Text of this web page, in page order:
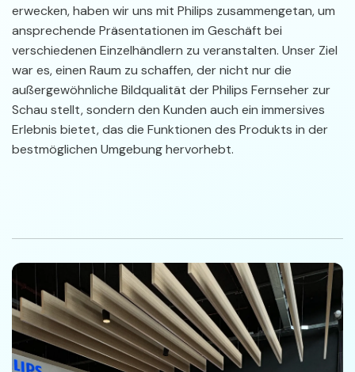
erwecken, haben wir uns mit Philips zusammengetan, um
ansprechende Präsentationen im Geschäft bei
verschiedenen Einzelhändlern zu veranstalten. Unser Ziel
war es, einen Raum zu schaffen, der nicht nur die
außergewöhnliche Bildqualität der Philips Fernseher zur
Schau stellt, sondern den Kunden auch ein immersives
Erlebnis bietet, das die Funktionen des Produkts in der
bestmöglichen Umgebung hervorhebt.